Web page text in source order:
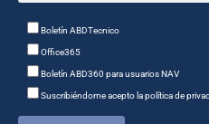
Boletín ABDTecnico
Office365
Boletín ABD360 para usuarios NAV
Suscribiéndome acepto la política de